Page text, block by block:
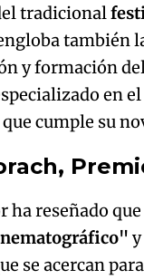
tradicional
también
y formación
en
cumple su
ha reseñado
se acercan